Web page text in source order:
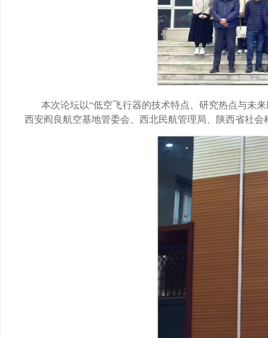
本次论坛以“低空飞行器的技术特点、研究热点与未
西安阎良航空基地管委会、西北民航管理局、陕西省社